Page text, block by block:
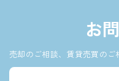
お
売却のご相談、賃貸売買の